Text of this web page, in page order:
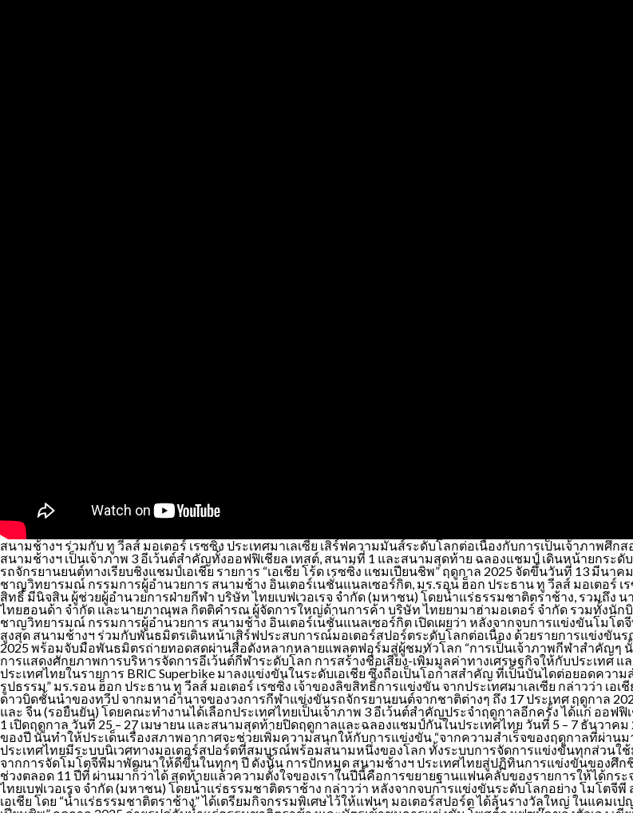
สนามช้างฯ ร่วมกับ ทู วีลส์ มอเตอร์ เรซซิ่ง ประเทศมาเลเซีย เสิร์ฟความมันส์ระดับโลกต่อเนื่องกับการเป็นเจ้าภาพศึ
สนามช้างฯ เป็นเจ้าภาพ 3 อีเว้นต์สำคัญทั้งออฟฟิเชียล เทสต์, สนามที่ 1 และสนามสุดท้าย ฉลองแชมป์ เดินหน้ายกระ
รถจักรยานยนต์ทางเรียบชิงแชมป์เอเชีย รายการ “เอเชีย โร้ด เรซซิ่ง แชมเปียนชิพ” ฤดูกาล 2025 จัดขึ้นวันที่ 13 มีนา
ชาญวิทยารมณ์ กรรมการผู้อำนวยการ สนามช้าง อินเตอร์เนชั่นแนลเซอร์กิต, มร.รอน ฮ็อก ประธาน ทู วีลส์ มอเตอร์
สิทธิ์ มีนิจสิน ผู้ช่วยผู้อำนวยการฝ่ายกีฬา บริษัท ไทยเบฟเวอเรจ จำกัด (มหาชน) โดยน้ำแร่ธรรมชาติตราช้าง, รวมถึ
ไทยฮอนด้า จำกัด และนายภาณุพล กิตติคำรณ ผู้จัดการใหญ่ด้านการค้า บริษัท ไทยยามาฮ่ามอเตอร์ จำกัด รวมทั้งนั
ชาญวิทยารมณ์ กรรมการผู้อำนวยการ สนามช้าง อินเตอร์เนชั่นแนลเซอร์กิต เปิดเผยว่า หลังจากจบการแข่งขันโม
สูงสุด สนามช้างฯ ร่วมกับพันธมิตรเดินหน้าเสิร์ฟประสบการณ์มอเตอร์สปอร์ตระดับโลกต่อเนื่อง ด้วยรายการแข่งขันร
2025 พร้อมจับมือพันธมิตรถ่ายทอดสดผ่านสื่อดังหลากหลายแพลตฟอร์มสู่ผู้ชมทั่วโลก “การเป็นเจ้าภาพกีฬาสำคัญๆ
การแสดงศักยภาพการบริหารจัดการอีเว้นต์กีฬาระดับโลก การสร้างชื่อเสียง-เพิ่มมูลค่าทางเศรษฐกิจให้กับประเท
ประเทศไทยในรายการ BRIC Superbike มาลงแข่งขันในระดับเอเชีย ซึ่งถือเป็นโอกาสสำคัญ ที่เป็นบันไดต่อยอดคว
รูปธรรม” มร.รอน ฮ็อก ประธาน ทู วีลส์ มอเตอร์ เรซซิ่ง เจ้าของลิขสิทธิ์การแข่งขัน จากประเทศมาเลเซีย กล่าวว่า เ
ดาวบิดชั้นนำของทวีป จากมหาอำนาจของวงการกีฬาแข่งขันรถจักรยานยนต์จากชาติต่างๆ ถึง 17 ประเทศ ฤดูกาล
และ จีน (รอยืนยัน) โดยคณะทำงานได้เลือกประเทศไทยเป็นเจ้าภาพ 3 อีเว้นต์สำคัญประจำฤดูกาลอีกครั้ง ได้แก่ ออฟ
1 เปิดฤดูกาล วันที่ 25 – 27 เมษายน และสนามสุดท้ายปิดฤดูกาลและฉลองแชมป์กันในประเทศไทย วันที่ 5 – 7 ธันวา
ของปี นั่นทำให้ประเด็นเรื่องสภาพอากาศจะช่วยเพิ่มความสนุกให้กับการแข่งขัน “จากความสำเร็จของฤดูกาลที่ผ่าน
ประเทศไทยมีระบบนิเวศทางมอเตอร์สปอร์ตที่สมบูรณ์พร้อมสนามหนึ่งของโลก ทั้งระบบการจัดการแข่งขันทุกส่วนใช้
จากการจัดโมโตจีพีมาพัฒนาให้ดีขึ้นในทุกๆ ปี ดังนั้น การปักหมุด สนามช้างฯ ประเทศไทยสู่ปฏิทินการแข่งขันของศึก
ช่วงตลอด 11 ปีที่ ผ่านมาก็ว่าได้ สุดท้ายแล้วความตั้งใจของเราในปีนี้คือการขยายฐานแฟนคลับของรายการให้ได้ก
ไทยเบฟเวอเรจ จำกัด (มหาชน) โดยน้ำแร่ธรรมชาติตราช้าง กล่าวว่า หลังจากจบการแข่งขันระดับโลกอย่าง โมโต
เอเชีย โดย “น้ำแร่ธรรมชาติตราช้าง” ได้เตรียมกิจกรรมพิเศษไว้ให้แฟนๆ มอเตอร์สปอร์ต ได้ลุ้นรางวัลใหญ่ ในแคมเปญ